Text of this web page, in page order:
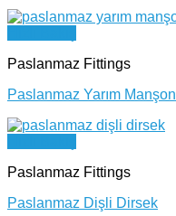
Paslanmaz Fittings
Paslanmaz Yarım Manşon
Paslanmaz Fittings
Paslanmaz Dişli Dirsek